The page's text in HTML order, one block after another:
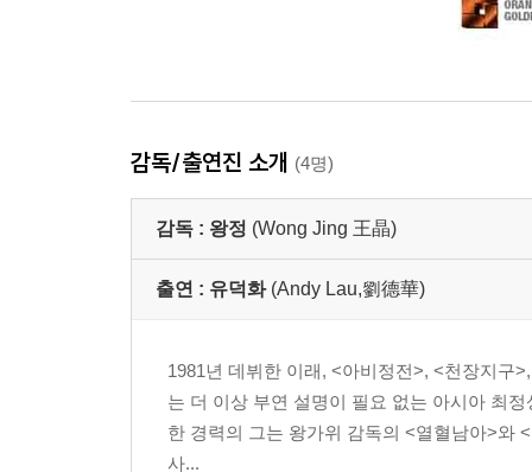
감독/출연진 소개 (4명)
감독 : 왕정 (Wong Jing 王晶)
출연 : 유덕화 (Andy Lau,劉德華)
1981년 데뷔한 이래, <아비정전>, <천장지구
는 더 이상 부연 설명이 필요 없는 아시아 최
한 경력의 그는 왕가위 감독의 <열혈남아>와
사...